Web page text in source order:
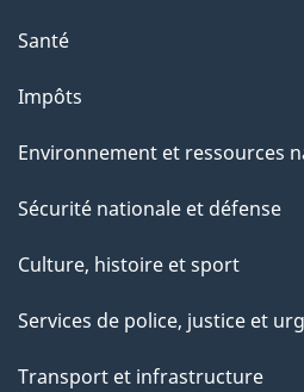
Santé
Impôts
Environnement et ressources
Sécurité nationale et défense
Culture, histoire et sport
Services de police, justice et
Transport et infrastructure